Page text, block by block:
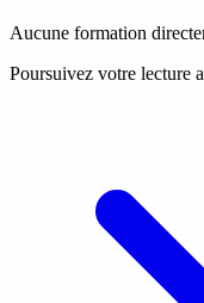
Aucune formation
Poursuivez votre lecture